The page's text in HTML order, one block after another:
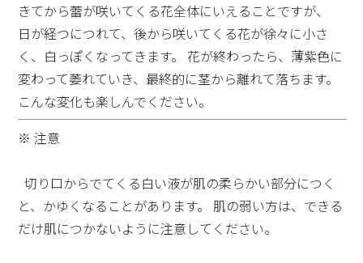
きてから蕾が咲いてくる花全体にいえることですが、
日が経つにつれて、後から咲いてくる花が徐々に小さ
く、白っぽくなってきます。 花が終わったら、薄紫色に
変わって萎れていき、最終的に茎から離れて落ちます。
こんな変化も楽しんでください。
※ 注意
切り口からでてくる白い液が肌の柔らかい部分につく
と、かゆくなることがあります。 肌の弱い方は、できる
だけ肌につかないように注意してください。